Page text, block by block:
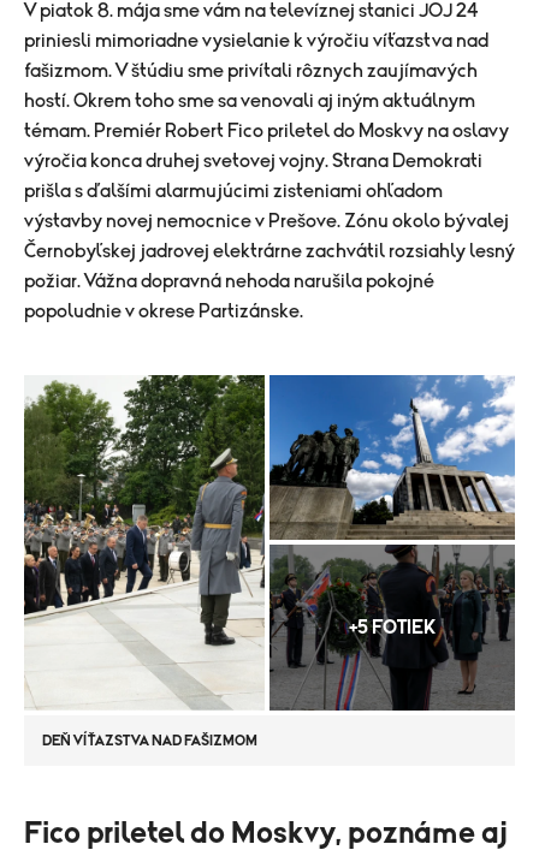
V piatok 8. mája sme vám na televíznej stanici JOJ 24
priniesli mimoriadne vysielanie k výročiu víťazstva nad
fašizmom. V štúdiu sme privítali rôznych zaujímavých
hostí. Okrem toho sme sa venovali aj iným aktuálnym
témam. Premiér Robert Fico priletel do Moskvy na oslavy
výročia konca druhej svetovej vojny. Strana Demokrati
prišla s ďalšími alarmujúcimi zisteniami ohľadom
výstavby novej nemocnice v Prešove. Zónu okolo bývalej
Černobyľskej jadrovej elektrárne zachvátil rozsiahly lesný
požiar. Vážna dopravná nehoda narušila pokojné
popoludnie v okrese Partizánske.
+5 FOTIEK
DEŇ VÍŤAZSTVA NAD FAŠIZMOM
​Fico priletel do Moskvy, poznáme aj